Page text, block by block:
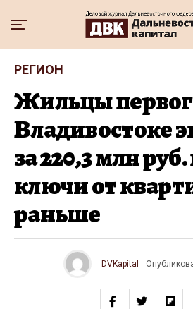
РЕГИОН
Жильцы
Владивостоке
за 220,3 млн
ключи от
раньше
DVKapital